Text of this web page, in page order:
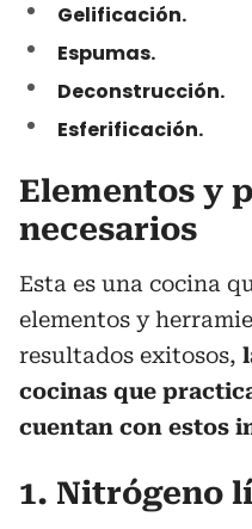
Gelificación.
Espumas.
Deconstrucción.
Esferificación.
Elementos y
necesarios
Esta es una cocina
elementos y
resultados exitosos,
cocinas que
cuentan con estos
1. Nitrógeno